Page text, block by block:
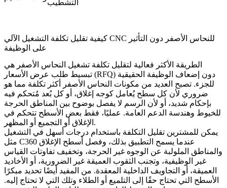
التشطيب
كيفية تقليل تكلفة التشغيل الآلي CNC للنحاس الأصفر دون التأثير
على الوظيفة
الطريقة الأكثر فعالية لتقليل تكلفة تشغيل النحاس الأصفر هي
تبسيط طلب عرض الأسعار (RFQ) دون إضعاف الوظيفة الحقيقية
للجزء. تصبح العديد من مكونات النحاس الأصفر أكثر تكلفة مما هو
ضروري لأن كل سطح يُعامل كوجه إغلاق، أو كل بُعد مُتحكم فيه
بإحكام شديد، أو لأن الرسم لا يفصل بوضوح بين المناطق الحرجة
للخيوط وهندسة الدعم العامة. عمليًا، فقط بعض الأسطح تتحكم في
الإغلاق أو التجميع أو المظهر.
يمكن للمشترين تقليل التكلفة باستخدام درجات أسهل في التشغيل
مثل C360 عندما يسمح التطبيق بذلك، وفصل أسطح الإغلاق
والمناطق الملولبة عن الوجوه غير الحرجة، وتخفيف تفاوتات القياس
غير الوظيفية، وتجنب الثقوب العميقة غير الضرورية، أو الأخاديد
العميقة، أو التجاويف الداخلية المعقدة. من المفيد أيضًا تحديد مبكرًا
الأسطح التي تحتاج حقًا إلى التلميع أو الطلاء وتلك التي لا تحتاج إليه.